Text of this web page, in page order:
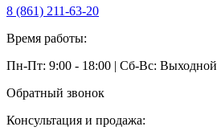
8 (861) 211-63-20
Время работы:
Пн-Пт: 9:00 - 18:00 | Сб-Вс: Выходной
Обратный звонок
Консультация и продажа: